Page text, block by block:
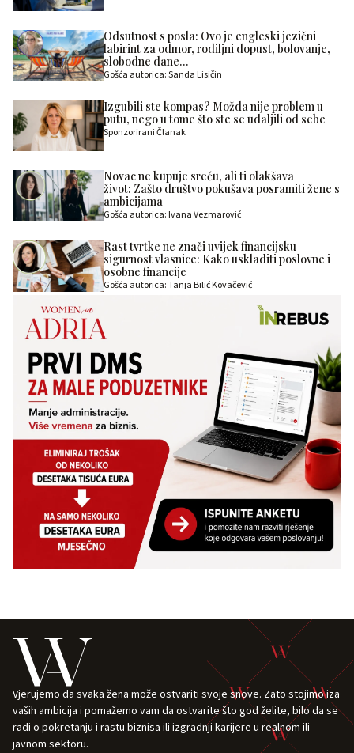
Odsutnost s posla: Ovo je engleski jezični
labirint za odmor, rodiljni dopust, bolovanje,
slobodne dane…
Gošća autorica: Sanda Lisičin
Izgubili ste kompas? Možda nije problem u
putu, nego u tome što ste se udaljili od sebe
Sponzorirani Članak
Novac ne kupuje sreću, ali ti olakšava
život: Zašto društvo pokušava posramiti žene s
ambicijama
Gošća autorica: Ivana Vezmarović
Rast tvrtke ne znači uvijek financijsku
sigurnost vlasnice: Kako uskladiti poslovne i
osobne financije
Gošća autorica: Tanja Bilić Kovačević
Vjerujemo da svaka žena može ostvariti svoje snove. Zato stojimo iza
vaših ambicija i pomažemo vam da ostvarite što god želite, bilo da se
radi o pokretanju i rastu biznisa ili izgradnji karijere u realnom ili
javnom sektoru.